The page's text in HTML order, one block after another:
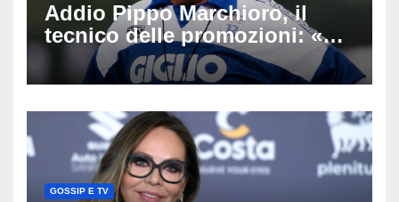
Addio Pippo Marchioro, il
tecnico delle promozioni: «Ha
scritto pagine indimenticabili
del nostro calcio»
GOSSIP E TV